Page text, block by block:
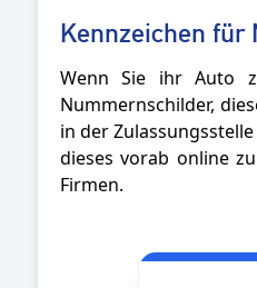
Kennzeichen für
Wenn Sie ihr Auto
Nummernschilder,
in der
dieses vorab online
Firmen.